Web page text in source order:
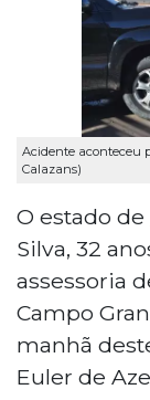
Acidente aconteceu
Calazans)
O estado de
Silva, 32
assessoria
Campo
manhã
Euler de